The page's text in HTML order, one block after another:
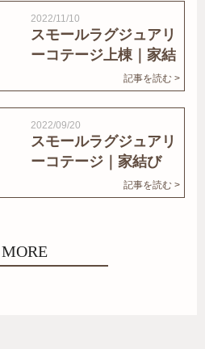
2022/11/10
スモールラグジュアリ
ーコテージ上棟｜家結
記事を読む >
2022/09/20
スモールラグジュアリ
ーコテージ｜家結び
記事を読む >
MORE